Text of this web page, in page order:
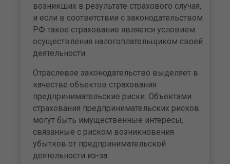
возникших в результате страхового случая,
и если в соответствии с законодательством
РФ такое страхование является условием
осуществления налогоплательщиком своей
деятельности.
Отраслевое законодательство выделяет в
качестве объектов страхования
предпринимательские риски. Объектами
страхования предпринимательских рисков
могут быть имущественные интересы,
связанные с риском возникновения
убытков от предпринимательской
деятельности из-за: